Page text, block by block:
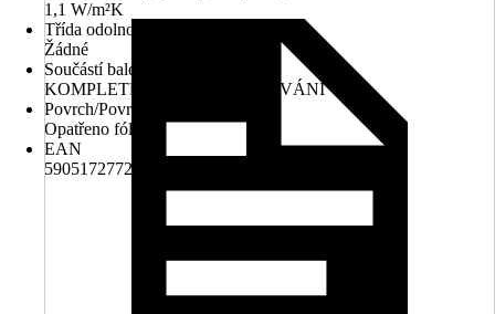
1,1 W/m²K
Třída odolnosti
Žádné
Součástí balení
KOMPLETNÍ ROZETOVÉ KOVÁNÍ
Povrch/Povrchová úprava
Opatřeno fólií
EAN
5905172772401